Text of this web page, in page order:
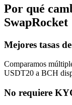
Por qué
SwapRocket
Mejores tasas
Comparamos
USDT20 a BCH
No requiere